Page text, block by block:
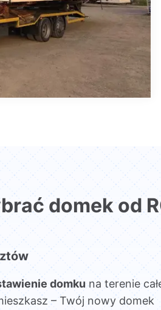
domek od
domku na terenie
– Twój nowy domek